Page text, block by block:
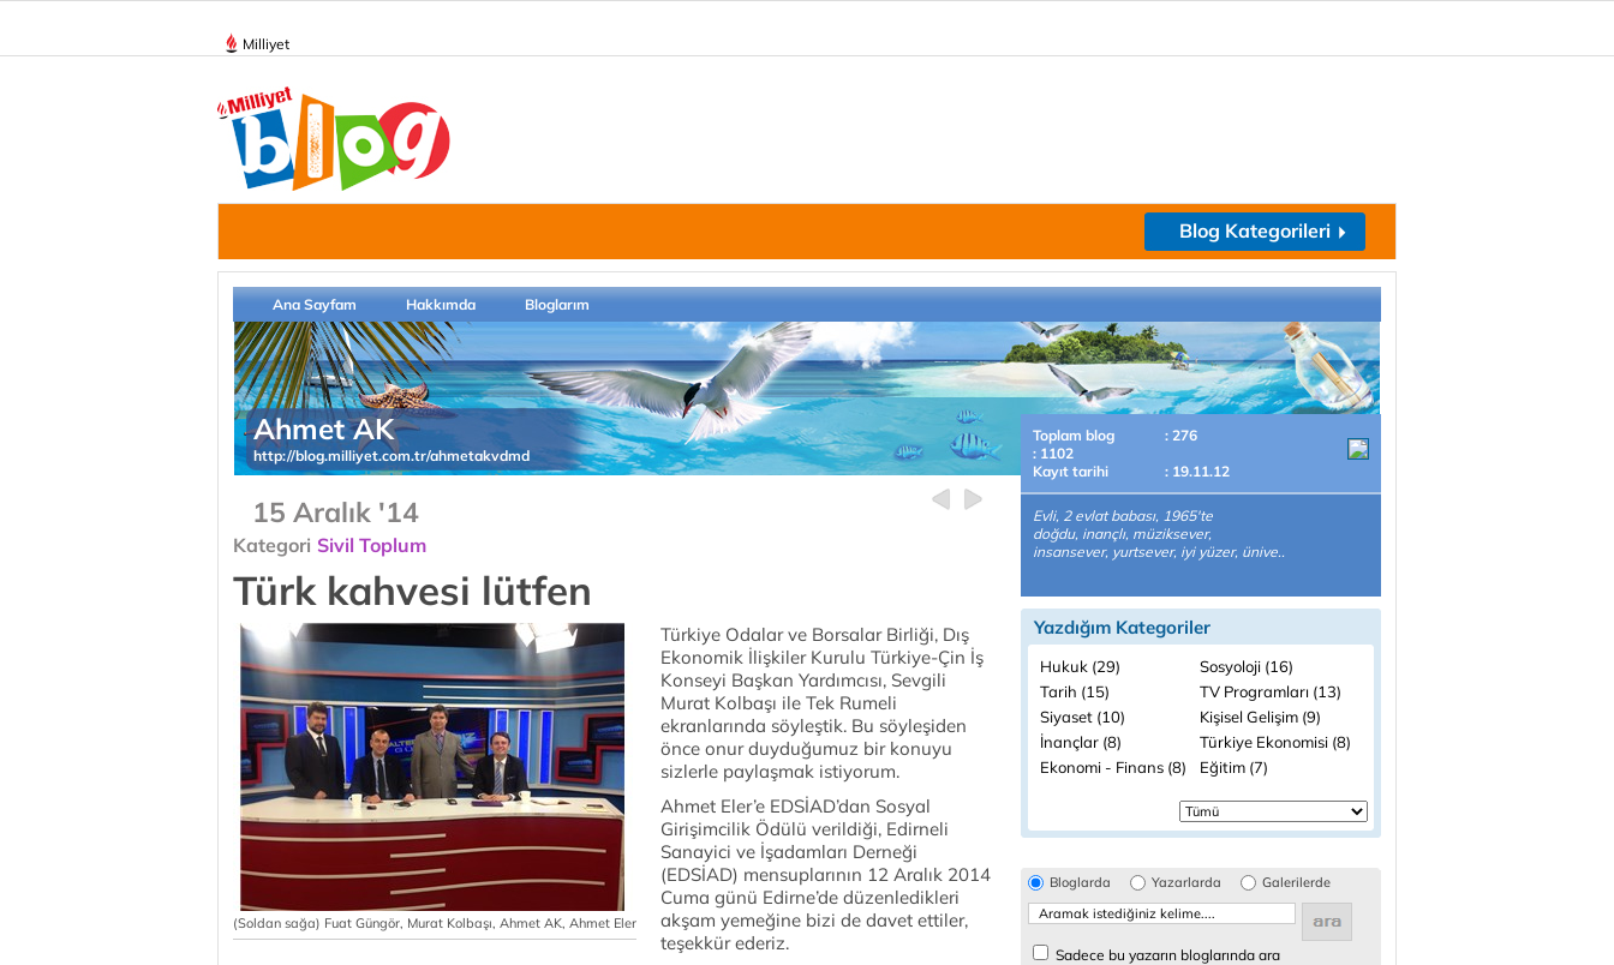
Milliyet
Blog Kategorileri
Ana Sayfam Hakkımda Bloglarım
Ahmet AK
http://blog.milliyet.com.tr/ahmetakvdmd
15 Aralık '14
Kategori Sivil Toplum
Türk kahvesi lütfen
(Soldan sağa) Fuat Güngör, Murat Kolbaşı, Ahmet AK, Ahmet Eler
Türkiye Odalar ve Borsalar Birliği, Dış
Ekonomik İlişkiler Kurulu Türkiye-Çin İş
Konseyi Başkan Yardımcısı, Sevgili
Murat Kolbaşı ile Tek Rumeli
ekranlarında söyleştik. Bu söyleşiden
önce onur duyduğumuz bir konuyu
sizlerle paylaşmak istiyorum.
Ahmet Eler’e EDSİAD’dan Sosyal
Girişimcilik Ödülü verildiği, Edirneli
Sanayici ve İşadamları Derneği
(EDSİAD) mensuplarının 12 Aralık 2014
Cuma günü Edirne’de düzenledikleri
akşam yemeğine bizi de davet ettiler,
teşekkür ederiz.
Toplam blog
: 276
: 1102
Kayıt tarihi
: 19.11.12
Evli, 2 evlat babası, 1965'te
doğdu, inançlı, müziksever,
insansever, yurtsever, iyi yüzer, ünive..
Yazdığım Kategoriler
Hukuk (29)
Sosyoloji (16)
Tarih (15)
TV Programları (13)
Siyaset (10)
Kişisel Gelişim (9)
İnançlar (8)
Türkiye Ekonomisi (8)
Ekonomi - Finans (8)
Eğitim (7)
Bloglarda Yazarlarda Galerilerde
Sadece bu yazarın bloglarında ara